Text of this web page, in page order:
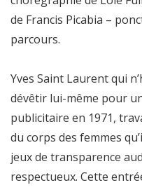
de Francis Picabia –
parcours.
Yves Saint Laurent qui
dévêtir lui-même pour
publicitaire en 1971,
du corps des femmes
jeux de transparence
respectueux. Cette